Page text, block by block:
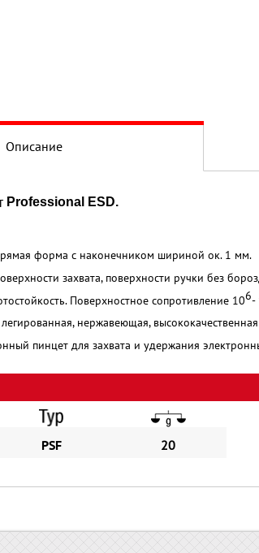
Описание
Professional ESD.
форма с наконечником шириной ок. 1 мм.
захвата, поверхности ручки без
Поверхностное сопротивление 106-
нержавеющая,
пинцет для захвата и удержания
PSF 20